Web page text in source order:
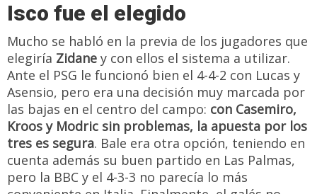
Isco fue el elegido
Mucho se habló en la previa de los jugadores que
elegiría Zidane y con ellos el sistema a utilizar.
Ante el PSG le funcionó bien el 4-4-2 con Lucas y
Asensio, pero era una decisión muy marcada por
las bajas en el centro del campo: con Casemiro,
Kroos y Modric sin problemas, la apuesta por los
tres es segura. Bale era otra opción, teniendo en
cuenta además su buen partido en Las Palmas,
pero la BBC y el 4-3-3 no parecía lo más